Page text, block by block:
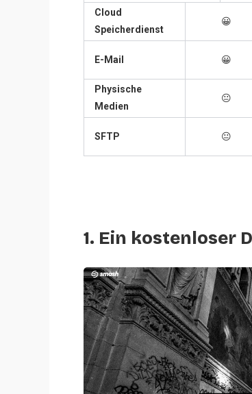
Cloud
Speicherdienst
😀
E-Mail 😀
Physische
Medien
😐
SFTP 😐
1. Ein kostenloser